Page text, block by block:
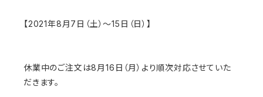
【2021年8月7日（土）～15日（日）】
休業中のご注文は8月16日（月）より順次対応させていた
だきます。